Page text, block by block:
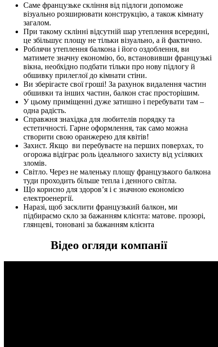
Саме французьке скління від підлоги допоможе
візуально розширювати конструкцію, а також кімнату
загалом.
При такому склінні відсутній шар утеплення всередині,
це збільшує площу не тільки візуально, а й фактично.
Роблячи утеплення балкона і його оздоблення, ви
матимете значну економію, бо, встановивши французькі
вікна, необхідно подбати тільки про нову підлогу й
обшивку прилеглої до кімнати стіни.
Ви зберігаєте свої гроші! За рахунок видалення частин
обшивки та інших частин, балкон стає просторішим.
У цьому приміщенні дуже затишно і перебувати там –
одна радість.
Справжня знахідка для любителів порядку та
естетичності. Гарне оформлення, так само можна
створити свою оранжерею для квітів!
Захист. Якщо ви перебуваєте на перших поверхах, то
огорожа відіграє роль ідеального захисту від усіляких
зломів.
Світло. Через не маленьку площу французького балкона
туди проходить більше тепла і денного світла.
Що корисно для здоров’я і є значною економією
електроенергії.
Наразі, щоб засклити французький балкон, ми
підбираємо скло за бажанням клієнта: матове. прозорі,
глянцеві, тоновані за бажанням клієнта
Відео огляди компанії